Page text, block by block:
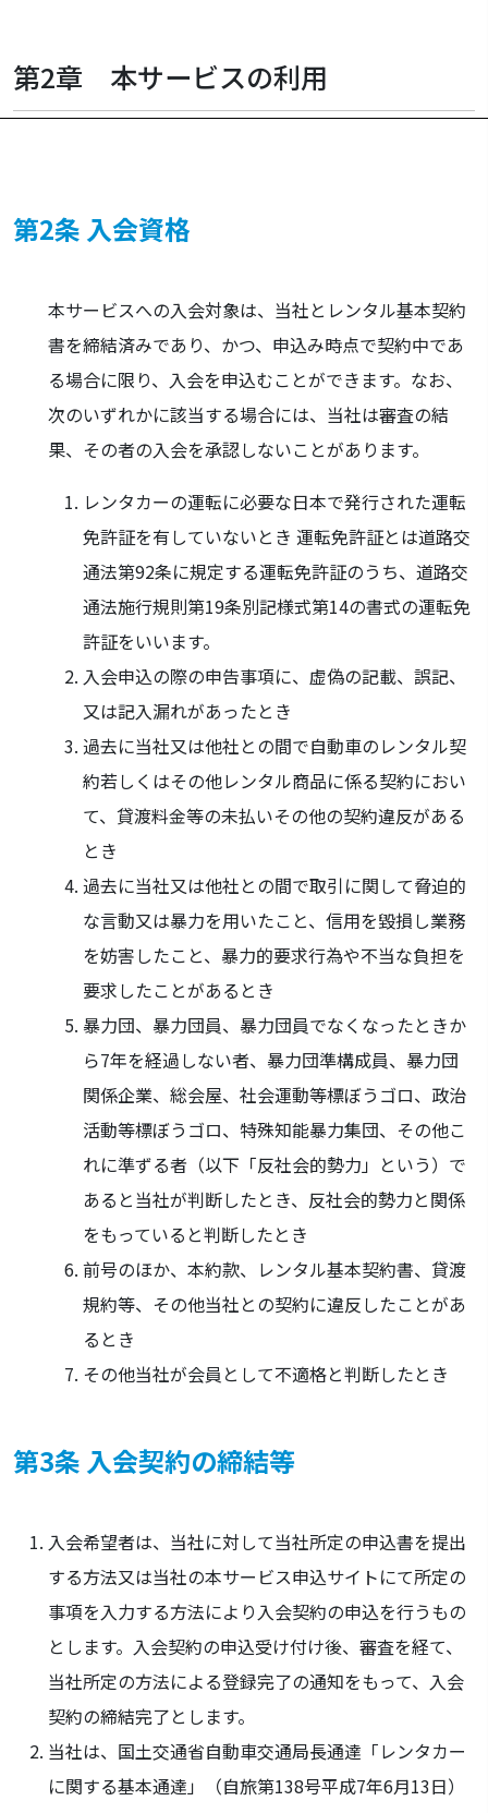
第2章 本サービスの利用
第2条 入会資格
本サービスへの入会対象は、当社とレンタル基本契約
書を締結済みであり、かつ、申込み時点で契約中であ
る場合に限り、入会を申込むことができます。なお、
次のいずれかに該当する場合には、当社は審査の結
果、その者の入会を承認しないことがあります。
レンタカーの運転に必要な日本で発行された運転
免許証を有していないとき 運転免許証とは道路交
通法第92条に規定する運転免許証のうち、道路交
通法施行規則第19条別記様式第14の書式の運転免
許証をいいます。
入会申込の際の申告事項に、虚偽の記載、誤記、
又は記入漏れがあったとき
過去に当社又は他社との間で自動車のレンタル契
約若しくはその他レンタル商品に係る契約におい
て、貸渡料金等の未払いその他の契約違反がある
とき
過去に当社又は他社との間で取引に関して脅迫的
な言動又は暴力を用いたこと、信用を毀損し業務
を妨害したこと、暴力的要求行為や不当な負担を
要求したことがあるとき
暴力団、暴力団員、暴力団員でなくなったときか
ら7年を経過しない者、暴力団準構成員、暴力団
関係企業、総会屋、社会運動等標ぼうゴロ、政治
活動等標ぼうゴロ、特殊知能暴力集団、その他こ
れに準ずる者（以下「反社会的勢力」という）で
あると当社が判断したとき、反社会的勢力と関係
をもっていると判断したとき
前号のほか、本約款、レンタル基本契約書、貸渡
規約等、その他当社との契約に違反したことがあ
るとき
その他当社が会員として不適格と判断したとき
第3条 入会契約の締結等
入会希望者は、当社に対して当社所定の申込書を提出
する方法又は当社の本サービス申込サイトにて所定の
事項を入力する方法により入会契約の申込を行うもの
とします。入会契約の申込受け付け後、審査を経て、
当社所定の方法による登録完了の通知をもって、入会
契約の締結完了とします。
当社は、国土交通省自動車交通局長通達「レンタカー
に関する基本通達」（自旅第138号平成7年6月13日）